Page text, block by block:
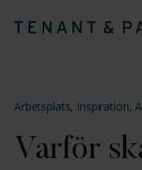
Arbetsplats, Inspiration,
Varför